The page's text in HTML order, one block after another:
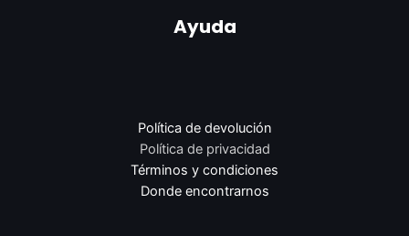
Ayuda
Política de devolución
Política de privacidad
Términos y condiciones
Donde encontrarnos